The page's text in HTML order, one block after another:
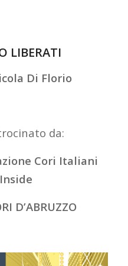
LIBERATI
Di Florio
da:
Cori Italiani
D’ABRUZZO